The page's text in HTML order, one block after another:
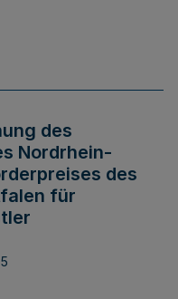
des
Nordrhein-
des
für